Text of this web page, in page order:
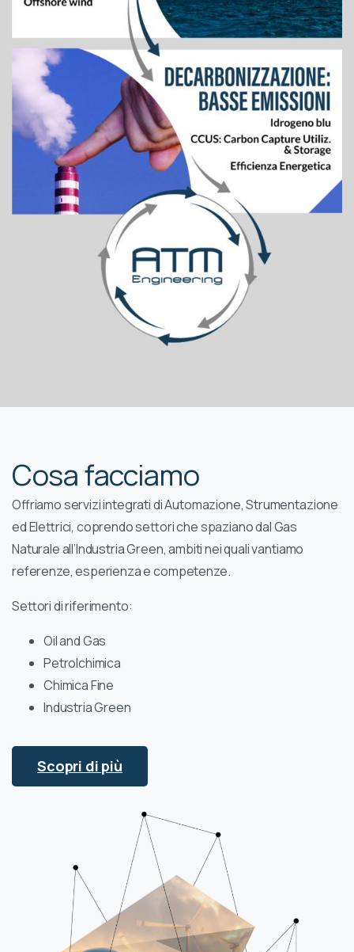
Cosa facciamo
Offriamo servizi integrati di Automazione, Strumentazione
ed Elettrici, coprendo settori che spaziano dal Gas
Naturale all’Industria Green, ambiti nei quali vantiamo
referenze, esperienza e competenze.
Settori di riferimento:
Oil and Gas
Petrolchimica
Chimica Fine
Industria Green
Scopri di più